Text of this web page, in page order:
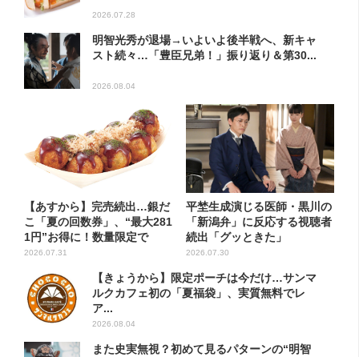
2026.07.28
明智光秀が退場→いよいよ後半戦へ、新キャ
スト続々…「豊臣兄弟！」振り返り＆第30...
2026.08.04
【あすから】完売続出…銀だ
こ「夏の回数券」、“最大281
1円”お得に！数量限定で
2026.07.31
平埜生成演じる医師・黒川の
「新潟弁」に反応する視聴者
続出「グッときた」
2026.07.30
【きょうから】限定ポーチは今だけ…サンマ
ルクカフェ初の「夏福袋」、実質無料でレ
ア...
2026.08.04
また史実無視？初めて見るパターンの“明智